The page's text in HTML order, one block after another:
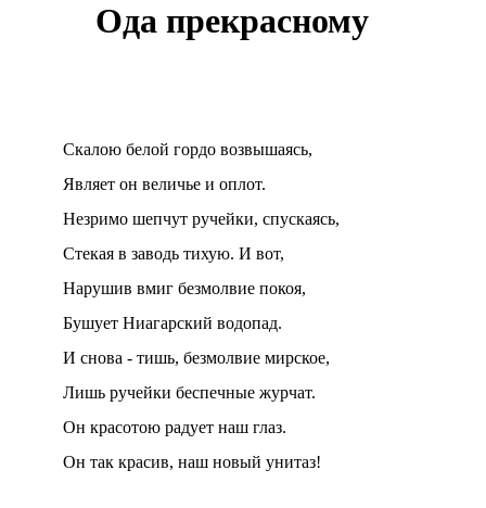
Ода прекрасному
Скалою белой гордо возвышаясь,
Являет он величье и оплот.
Незримо шепчут ручейки, спускаясь,
Стекая в заводь тихую. И вот,
Нарушив вмиг безмолвие покоя,
Бушует Ниагарский водопад.
И снова - тишь, безмолвие мирское,
Лишь ручейки беспечные журчат.
Он красотою радует наш глаз.
Он так красив, наш новый унитаз!